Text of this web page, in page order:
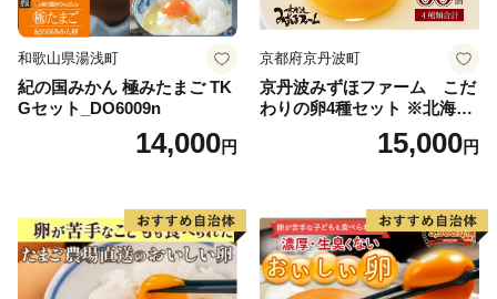
和歌山県湯浅町
紀の国みかん 極みたまご TK
Gセット_DO6009n
14,000円
京都府京丹波町
京丹波みずほファーム こだ
わりの卵4種セット ※北海
道・沖縄・その他離島は配送
15,000円